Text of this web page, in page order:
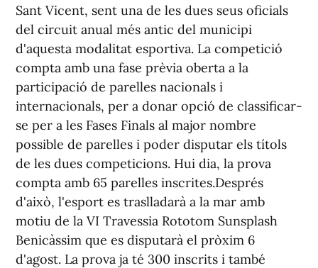
Sant Vicent, sent una de les dues seus oficials
del circuit anual més antic del municipi
d'aquesta modalitat esportiva. La competició
compta amb una fase prèvia oberta a la
participació de parelles nacionals i
internacionals, per a donar opció de classificar-
se per a les Fases Finals al major nombre
possible de parelles i poder disputar els títols
de les dues competicions. Hui dia, la prova
compta amb 65 parelles inscrites.Després
d'això, l'esport es traslladarà a la mar amb
motiu de la VI Travessia Rototom Sunsplash
Benicàssim que es disputarà el pròxim 6
d'agost. La prova ja té 300 inscrits i també